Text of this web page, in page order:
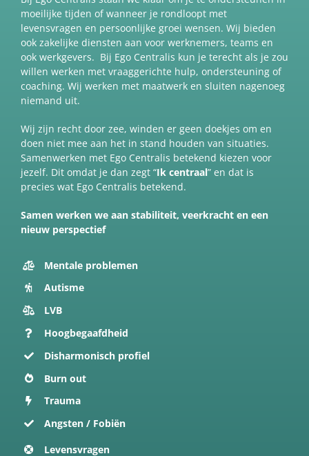
moeilijke tijden of wanneer je rondloopt met
levensvragen en persoonlijke groei wensen. Wij bieden
ook zakelijke diensten aan voor werknemers, teams en
ook werkgevers. Bij Ego Centralis kun je terecht als je zou
willen werken met vraaggerichte hulp, ondersteuning of
coaching. Wij werken met maatwerk en sluiten nagenoeg
niemand uit.
Wij zijn recht door zee, winden er geen doekjes om en
doen niet mee aan het in stand houden van situaties.
Samenwerken met Ego Centralis betekend kiezen voor
jezelf. Dit omdat je dan zegt “Ik centraal” en dat is
precies wat Ego Centralis betekend.
Samen werken we aan stabiliteit, veerkracht en een
nieuw perspectief
Mentale problemen
Autisme
LVB
Hoogbegaafdheid
Disharmonisch profiel
Burn out
Trauma
Angsten / Fobiën
Levensvragen